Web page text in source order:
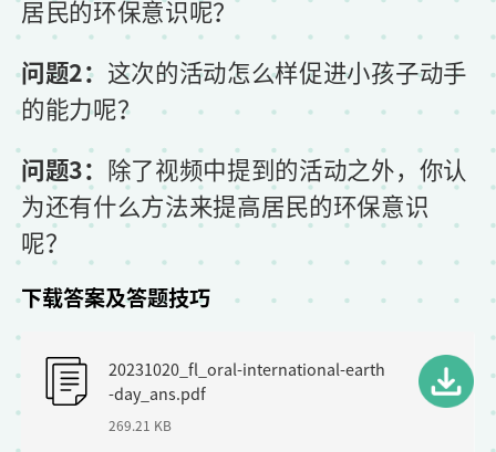
居民的环保意识呢？
问题2： 这次的活动怎么样促进小孩子动手
的能力呢？
问题3： 除了视频中提到的活动之外，你认
为还有什么方法来提高居民的环保意识
呢？
下载答案及答题技巧
20231020_fl_oral-international-earth
-day_ans.pdf
269.21 KB